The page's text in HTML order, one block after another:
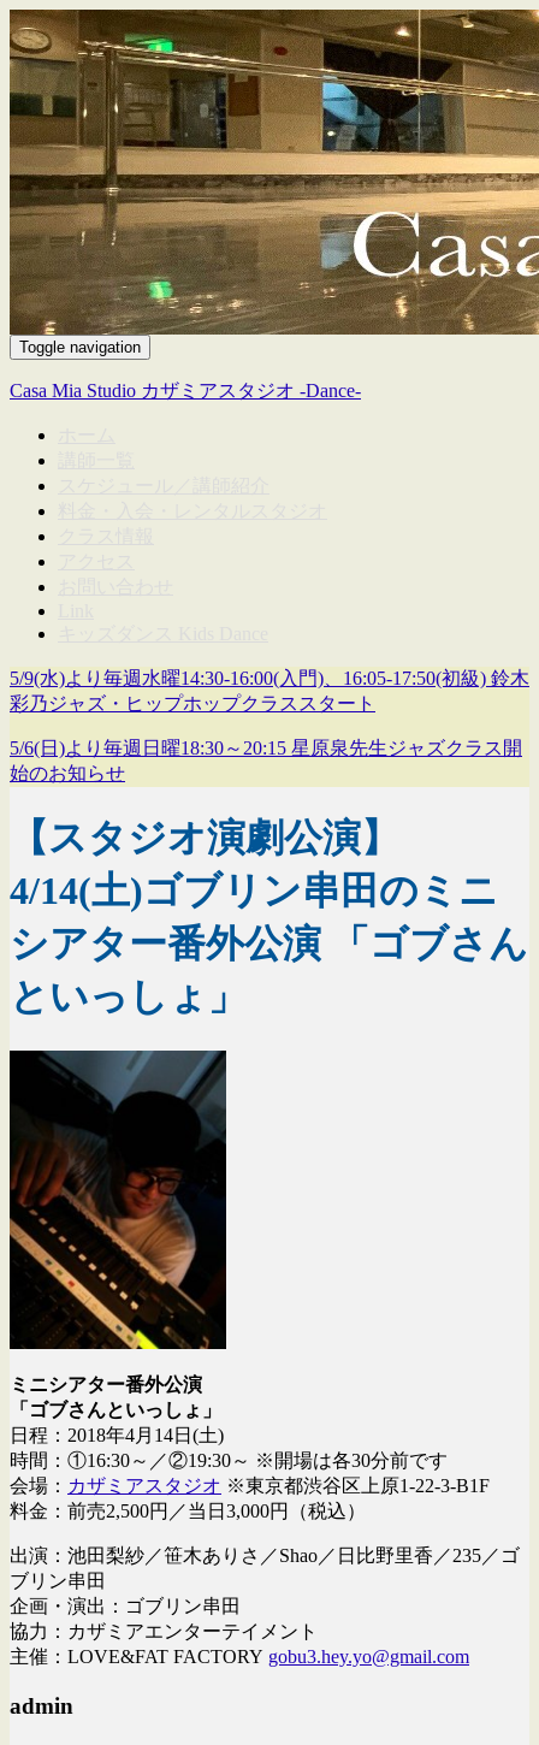
Toggle navigation
Casa Mia Studio カザミアスタジオ -Dance-
5/9(水)より毎週水曜14:30-16:00(入門)、16:05-17:50(初級) 鈴木
彩乃ジャズ・ヒップホップクラススタート
5/6(日)より毎週日曜18:30～20:15 星原泉先生ジャズクラス開
始のお知らせ
【スタジオ演劇公演】
4/14(土)ゴブリン串田のミニ
シアター番外公演 「ゴブさん
といっしょ」
ミニシアター番外公演
「ゴブさんといっしょ」
日程：2018年4月14日(土)
時間：①16:30～／②19:30～ ※開場は各30分前です
会場： カザミアスタジオ ※東京都渋谷区上原1-22-3-B1F
料金：前売2,500円／当日3,000円（税込）
出演：池田梨紗／笹木ありさ／Shao／日比野里香／235／ゴ
ブリン串田
企画・演出：ゴブリン串田
協力：カザミアエンターテイメント
主催：LOVE&FAT FACTORY gobu3.hey.yo@gmail.com
admin